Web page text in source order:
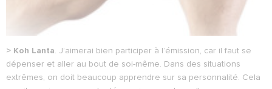
> Koh Lanta . J’aimerai bien participer à l’émission, car il faut se
dépenser et aller au bout de soi-même. Dans des situations
extrêmes, on doit beaucoup apprendre sur sa personnalité. Cela